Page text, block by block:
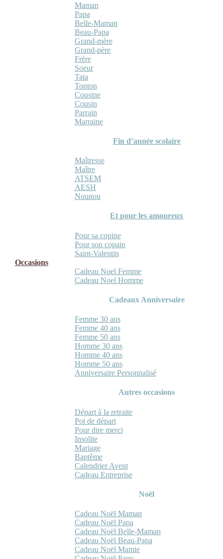
Maman
Papa
Belle-Maman
Beau-Papa
Grand-mère
Grand-père
Frère
Soeur
Tata
Tonton
Cousine
Cousin
Parrain
Marraine
Fin d’année scolaire
Maîtresse
Maître
ATSEM
AESH
Nounou
Et pour les amoureux
Pour sa copine
Pour son copain
Saint-Valentin
Occasions
Cadeau Noel Femme
Cadeau Noel Homme
Cadeaux Anniversaire
Femme 30 ans
Femme 40 ans
Femme 50 ans
Homme 30 ans
Homme 40 ans
Homme 50 ans
Anniversaire Personnalisé
Autres occasions
Départ à la retraite
Pot de départ
Pour dire merci
Insolite
Mariage
Baptême
Calendrier Avent
Cadeau Entreprise
Noël
Cadeau Noël Maman
Cadeau Noël Papa
Cadeau Noël Belle-Maman
Cadeau Noël Beau-Papa
Cadeau Noël Mamie